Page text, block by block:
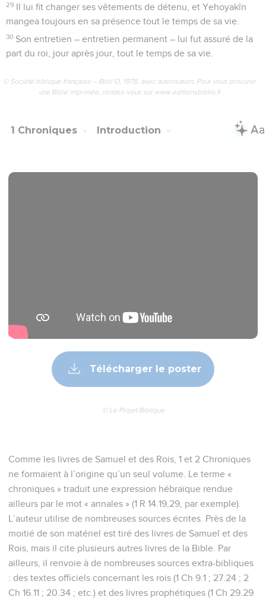
29 Il lui fit changer ses vêtements de détenu, et Yehoyakîn
mangea toujours en sa présence tout le temps de sa vie.
30 Son entretien – entretien permanent – lui fut assuré de la
part du roi, jour après jour, tout le temps de sa vie.
© Société biblique française – Bibli’O, 1978, avec autorisation. Pour vous procurer
une Bible imprimée, rendez-vous sur www.editionsbiblio.fr
1 Chroniques Introduction
Télécharger le poster
© Le Projet Biblique
Comme les livres de Samuel et des Rois, 1 et 2 Chroniques
ne formaient à l’origine qu’un seul volume. Le terme «
chroniques » traduit une expression hébraïque rendue
ailleurs par le mot « annales » (1 R 14.19,29, par exemple).
L’auteur utilise de nombreuses sources écrites. Près de la
moitié de son matériel est tiré des livres de Samuel et des
Rois, mais il cite plusieurs autres livres de la Bible. Par
ailleurs, il renvoie à de nombreuses sources extra-bibliques
: des textes officiels concernant les rois (1 Ch 9.1 ; 27.24 ; 2
Ch 16.11 ; 20.34 ; etc.) et des livres prophétiques (1 Ch 29.29